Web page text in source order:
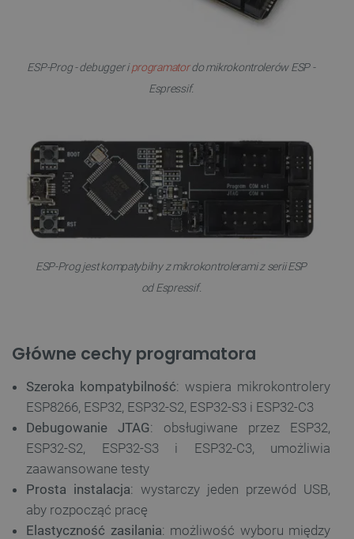
ESP-Prog - debugger iprogramatordo mikrokontrolerów ESP -
Espressif.
ESP-Prog jest kompatybilny z mikrokontrolerami z serii ESP
od Espressif.
Główne cechy programatora
Szeroka kompatybilność: wspiera mikrokontrolery
ESP8266, ESP32, ESP32-S2, ESP32-S3 i ESP32-C3
Debugowanie JTAG: obsługiwane przez ESP32,
ESP32-S2, ESP32-S3 i ESP32-C3, umożliwia
zaawansowane testy
Prosta instalacja: wystarczy jeden przewód USB,
aby rozpocząć pracę
Elastyczność zasilania: możliwość wyboru między